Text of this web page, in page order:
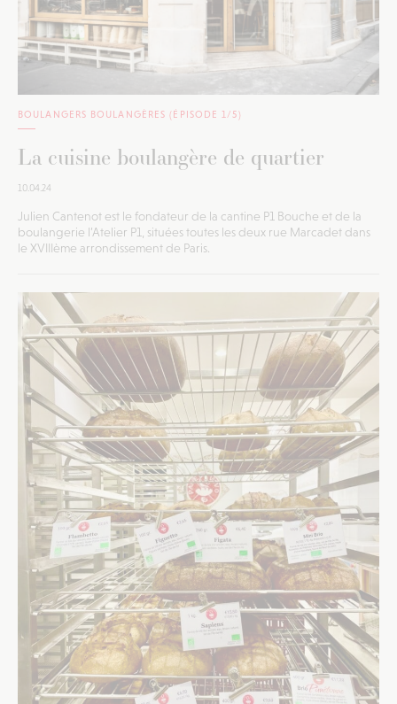
BOULANGERS BOULANGÈRES (ÉPISODE 1/5)
La cuisine boulangère de quartier
10.04.24
Julien Cantenot est le fondateur de la cantine P1 Bouche et de la
boulangerie l’Atelier P1, situées toutes les deux rue Marcadet dans
le XVIIIème arrondissement de Paris.